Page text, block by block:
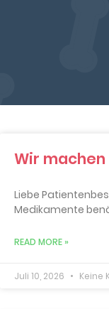
Wir machen
Liebe
Medikamente
READ MORE »
Juli 10, 2026 Keine